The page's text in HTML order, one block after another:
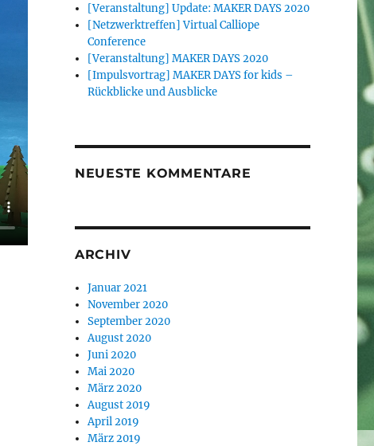
[Veranstaltung] Update: MAKER DAYS 2020
[Netzwerktreffen] Virtual Calliope
Conference
[Veranstaltung] MAKER DAYS 2020
[Impulsvortrag] MAKER DAYS for kids –
Rückblicke und Ausblicke
NEUESTE KOMMENTARE
ARCHIV
Januar 2021
November 2020
September 2020
August 2020
Juni 2020
Mai 2020
März 2020
August 2019
April 2019
März 2019